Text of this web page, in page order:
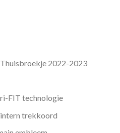
2022-2023
FIT technologie
trekkoord